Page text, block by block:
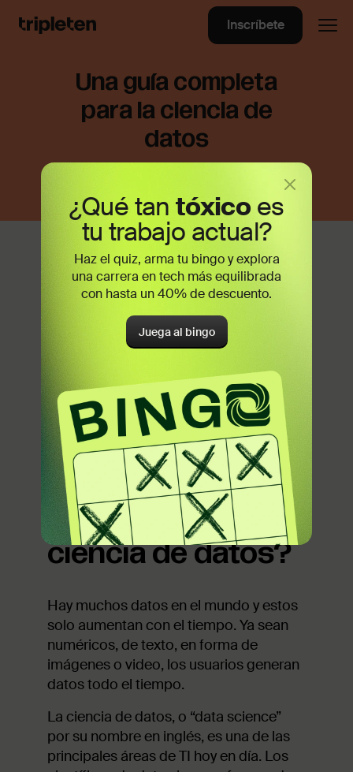
Inscríbete
Una guía completa
para la ciencia de
datos
En las grandes empresas, un proyecto
de ciencia de datos suele ser
implementado por un gran equipo de
diferentes especialistas en TI. Los
ingenieros de datos, los analistas de
datos y los científicos de datos
participan en diferentes etapas del
trabajo. Los ingenieros y científicos de
datos participan en la recopilación de
datos y el aprendizaje automático.
Veamos en qué consiste el trabajo de
los científicos de datos.
Primero, ¿qué es la
ciencia de datos?
Hay muchos datos en el mundo y estos
solo aumentan con el tiempo. Ya sean
numéricos, de texto, en forma de
imágenes o video, los usuarios generan
datos todo el tiempo.
La ciencia de datos, o “data science”
por su nombre en inglés, es una de las
principales áreas de TI hoy en día. Los
¿Qué tan tóxico es
tu trabajo actual?
Haz el quiz, arma tu bingo y explora
una carrera en tech más equilibrada
con hasta un 40% de descuento.
Juega al bingo